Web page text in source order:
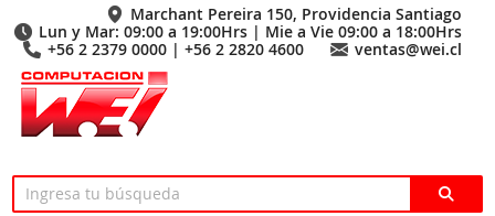
Marchant Pereira 150, Providencia Santiago
Lun y Mar: 09:00 a 19:00Hrs | Mie a Vie 09:00 a 18:00Hrs
+56 2 2379 0000 | +56 2 2820 4600
ventas@wei.cl